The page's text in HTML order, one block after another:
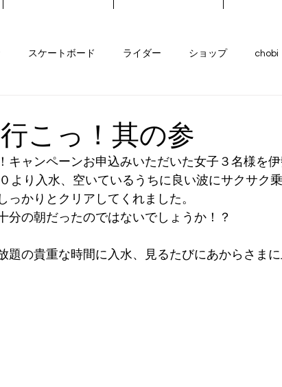
スケートボード ライダー ショップ chobi
こっ！其の参
キャンペーンお申込みいただいた女子３名様を
より入水、空いているうちに良い波にサクサク
かりとクリアしてくれました。
分の朝だったのではないでしょうか！？
題の貴重な時間に入水、見るたびにあからさま